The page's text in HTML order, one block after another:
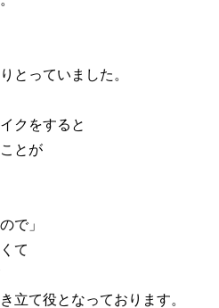
とっていました。
クをすると
とが
で」
て
立て役となっております。